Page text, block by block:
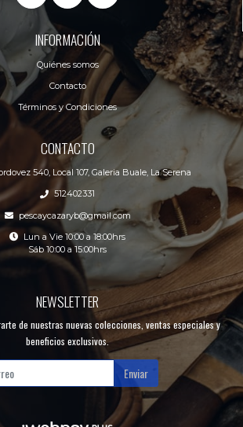
INFORMACIÓN
Quiénes somos
Contacto
Términos y Condiciones
CONTACTO
540, Local 107, Galeria Buale, La Serena
512402331
pescaycazaryb@gmail.com
Lun a Vie 10:00 a 18:00hrs
Sáb 10:00 a 15:00hrs
NEWSLETTER
de nuestras nuevas colecciones, ventas especiales y
beneficios exclusivos.
Enviar